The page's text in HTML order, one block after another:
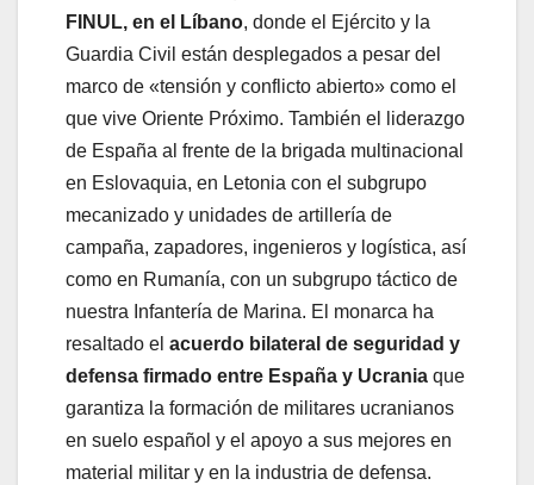
FINUL, en el Líbano, donde el Ejército y la
Guardia Civil están desplegados a pesar del
marco de «tensión y conflicto abierto» como el
que vive Oriente Próximo. También el liderazgo
de España al frente de la brigada multinacional
en Eslovaquia, en Letonia con el subgrupo
mecanizado y unidades de artillería de
campaña, zapadores, ingenieros y logística, así
como en Rumanía, con un subgrupo táctico de
nuestra Infantería de Marina. El monarca ha
resaltado el acuerdo bilateral de seguridad y
defensa firmado entre España y Ucrania que
garantiza la formación de militares ucranianos
en suelo español y el apoyo a sus mejores en
material militar y en la industria de defensa.